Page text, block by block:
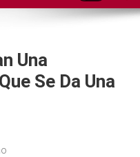
Una
Se Da Una